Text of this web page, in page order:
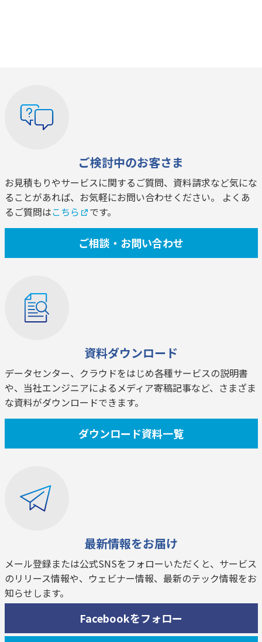
ご検討中のお客さま
お見積もりやサービスに関するご質問、資料請求など気にな
ることがあれば、お気軽にお問い合わせください。 よくあ
るご質問はこちら です。
ご相談・お問い合わせ
資料ダウンロード
データセンター、クラウドをはじめ各種サービスの説明書
や、当社エンジニアによるメディア寄稿記事など、さまざま
な資料がダウンロードできます。
ダウンロード資料一覧
最新情報をお届け
メール登録または公式SNSをフォローいただくと、サービス
のリリース情報や、ウェビナー情報、最新のテック情報をお
知らせします。
Facebookをフォロー